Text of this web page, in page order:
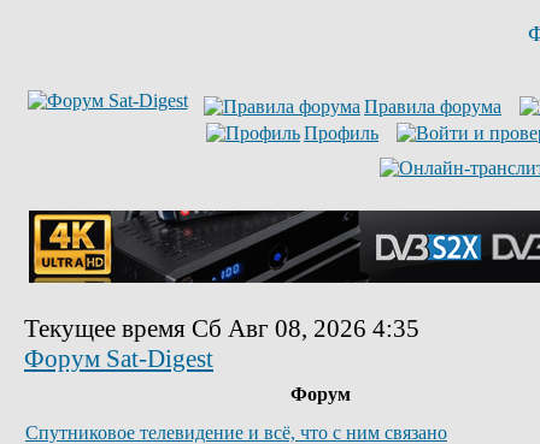
Правила форума
Профиль
Текущее время Сб Авг 08, 2026 4:35
Форум Sat-Digest
Форум
Спутниковое телевидение и всё, что с ним связано